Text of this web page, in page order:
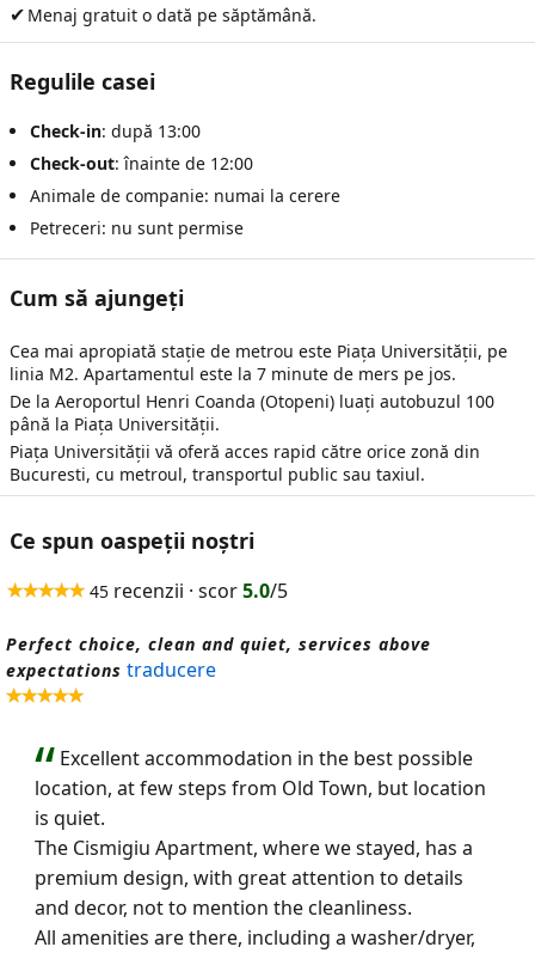
✔ Menaj gratuit o dată pe săptămână.
Regulile casei
Check-in: după 13:00
Check-out: înainte de 12:00
Animale de companie: numai la cerere
Petreceri: nu sunt permise
Cum să ajungeți
Cea mai apropiată stație de metrou este Piața Universității, pe
linia M2. Apartamentul este la 7 minute de mers pe jos.
De la Aeroportul Henri Coanda (Otopeni) luați autobuzul 100
până la Piața Universității.
Piața Universității vă oferă acces rapid către orice zonă din
Bucuresti, cu metroul, transportul public sau taxiul.
Ce spun oaspeții noștri
45 recenzii · scor5.0/5
Perfect choice, clean and quiet, services above
expectations traducere
Excellent accommodation in the best possible
location, at few steps from Old Town, but location
is quiet.
The Cismigiu Apartment, where we stayed, has a
premium design, with great attention to details
and decor, not to mention the cleanliness.
All amenities are there, including a washer/dryer,